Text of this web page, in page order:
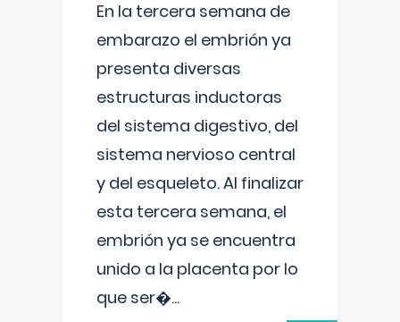
En la tercera semana de
embarazo el embrión ya
presenta diversas
estructuras inductoras
del sistema digestivo, del
sistema nervioso central
y del esqueleto. Al finalizar
esta tercera semana, el
embrión ya se encuentra
unido a la placenta por lo
que ser�...